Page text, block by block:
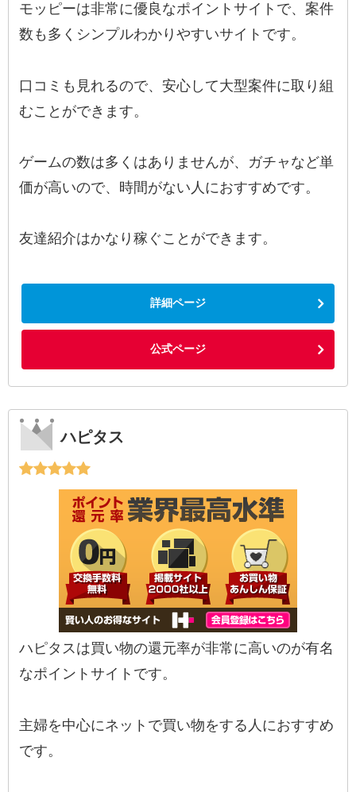
モッピーは非常に優良なポイントサイトで、案件
数も多くシンプルわかりやすいサイトです。
口コミも見れるので、安心して大型案件に取り組
むことができます。
ゲームの数は多くはありませんが、ガチャなど単
価が高いので、時間がない人におすすめです。
友達紹介はかなり稼ぐことができます。
詳細ページ
公式ページ
ハピタス
ハピタスは買い物の還元率が非常に高いのが有名
なポイントサイトです。
主婦を中心にネットで買い物をする人におすすめ
です。